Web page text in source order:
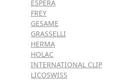
ESPERA
FREY
GESAME
GRASSELLI
HERMA
HOLAC
INTERNATIONAL CLIP
LICOSWISS